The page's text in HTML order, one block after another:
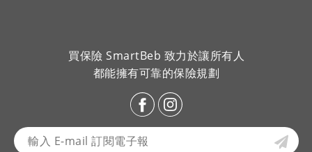
買保險 SmartBeb 致力於讓所有人
都能擁有可靠的保險規劃